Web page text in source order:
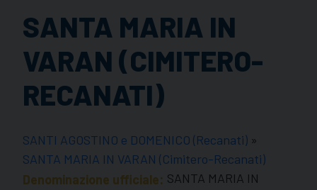
SANTA MARIA IN
VARAN (CIMITERO-
RECANATI)
SANTI AGOSTINO e DOMENICO (Recanati) »
SANTA MARIA IN VARAN (Cimitero-Recanati)
Denominazione ufficiale: SANTA MARIA IN